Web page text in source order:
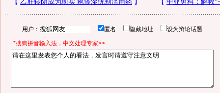
用户： 匿名 隐藏地址 设为辩论话题
*搜狗拼音输入法，中文处理专家>>